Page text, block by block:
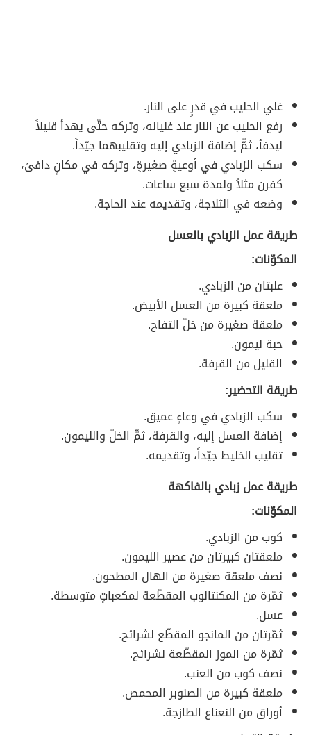
غلي الحليب في قدرٍ على النار.
رفع الحليب عن النار عند غليانه، وتركه حتّى يهدأ قليلاً
ليدفأ، ثمّّ إضافة الزبادي إليه وتقليبهما جيّداً.
سكب الزبادي في أوعيةٍ صغيرةٍ، وتركه في مكانٍ دافئ،
كفرن مثلاً ولمدة سبع ساعات.
وضعه في الثلاجة، وتقديمه عند الحاجة.
طريقة عمل الزبادي بالعسل
المكوّنات:
علبتان من الزبادي.
ملعقة كبيرة من العسل الأبيض.
ملعقة صغيرة من خلّ التفاح.
حبة ليمون.
القليل من القرفة.
طريقة التحضير:
سكب الزبادي في وعاءٍ عميق.
إضافة العسل إليه، والقرفة، ثمّّ الخلّ والليمون.
تقليب الخليط جيّداً، وتقديمه.
طريقة عمل زبادي بالفاكهة
المكوّنات:
كوب من الزبادي.
ملعقتان كبيرتان من عصير الليمون.
نصف ملعقة صغيرة من الهال المطحون.
ثمّرة من المكنتالوب المقطّعة لمكعباتٍ متوسطة.
عسل.
ثمّرتان من المانجو المقطّع لشرائح.
ثمّرة من الموز المقطّعة لشرائح.
نصف كوب من العنب.
ملعقة كبيرة من الصنوبر المحمص.
أوراق من النعناع الطازجة.